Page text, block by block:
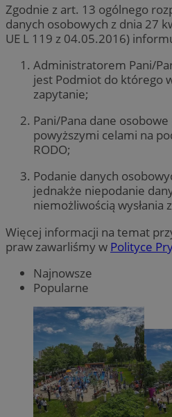
Zgodnie z art. 13 ogólnego
danych osobowych z dnia 27
UE L 119 z 04.05.2016)
Administratorem Pani/
jest Podmiot do którego
zapytanie;
Pani/Pana dane
powyższymi celami na
RODO;
Podanie danych
jednakże niepodanie
niemożliwością wysłania
Więcej informacji na temat
praw zawarliśmy w Polityce
Najnowsze
Popularne